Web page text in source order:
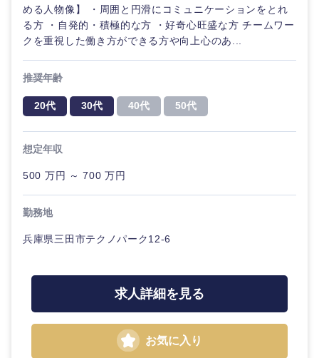
める人物像】 ・周囲と円滑にコミュニケーションをとれ
る方 ・自発的・積極的な方 ・好奇心旺盛な方 チームワー
クを重視した働き方ができる方や向上心のあ...
推奨年齢
20代 30代 40代 50代
想定年収
500 万円 ～ 700 万円
勤務地
兵庫県三田市テクノパーク12-6
求人詳細を見る
お気に入り